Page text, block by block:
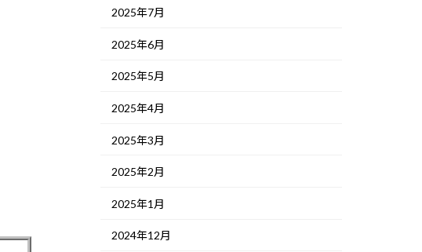
2025年7月
2025年6月
2025年5月
2025年4月
2025年3月
2025年2月
2025年1月
2024年12月